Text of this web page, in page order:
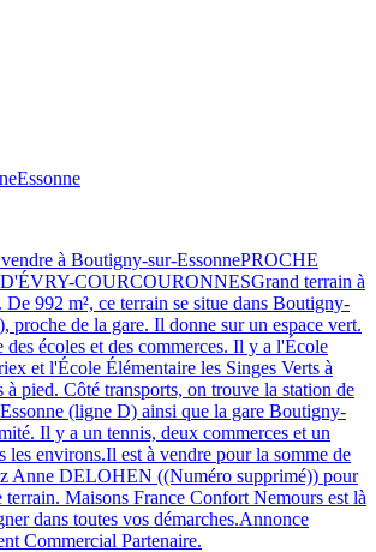
Essonne
à Boutigny-sur-EssonnePROCHE
COURCOURONNESGrand terrain à
992 m², ce terrain se situe dans Boutigny-
proche de la gare. Il donne sur un espace vert.
des écoles et des commerces. Il y a l'École
et l'École Élémentaire les Singes Verts à
à pied. Côté transports, on trouve la station de
(ligne D) ainsi que la gare Boutigny-
Il y a un tennis, deux commerces et un
les environs.Il est à vendre pour la somme de
Anne DELOHEN ((Numéro supprimé)) pour
terrain. Maisons France Confort Nemours est là
dans toutes vos démarches.Annonce
Commercial Partenaire.